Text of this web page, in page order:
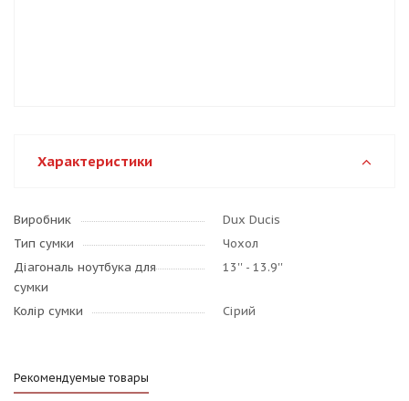
Характеристики
Виробник
Dux Ducis
Тип сумки
Чохол
Діагональ ноутбука для
сумки
13'' - 13.9''
Колір сумки Сірий
Рекомендуемые товары